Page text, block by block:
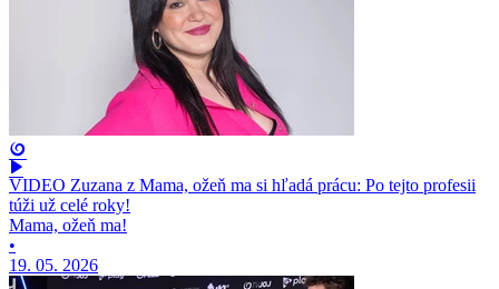
VIDEO Zuzana z Mama, ožeň ma si hľadá prácu: Po tejto profesii
túži už celé roky!
Mama, ožeň ma!
•
19. 05. 2026